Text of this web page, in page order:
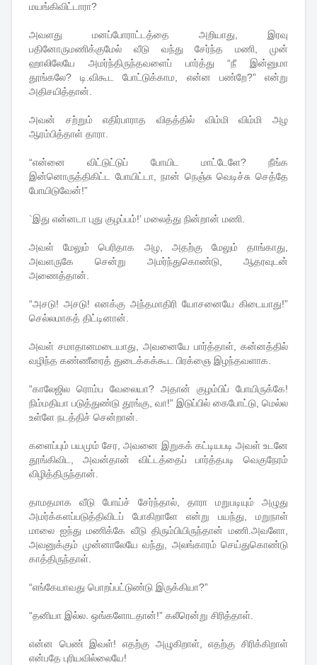
மயங்கிவிட்டாரா?
அவளது மனப்போராட்டத்தை அறியாது, இரவு
பதினோருமணிக்குமேல் வீடு வந்து சேர்ந்த மணி, முன்
ஹாலிலேயே அமர்ந்திருந்தவளைப் பார்த்து “நீ இன்னுமா
தூங்கலே? டி.விகூட போட்டுக்காம, என்ன பண்றே?” என்று
அதிசயித்தான்.
அவன் சற்றும் எதிர்பாராத விதத்தில் விம்மி விம்மி அழ
ஆரம்பித்தாள் தாரா.
“என்னை விட்டுட்டுப் போயிட மாட்டேளே? நீங்க
இன்னொருத்திகிட்ட போயிட்டா, நான் நெஞ்சு வெடிச்சு செத்தே
போயிடுவேன்!”
`இது என்னடா புது குழப்பம்!’ மலைத்து நின்றான் மணி.
அவள் மேலும் பெரிதாக அழ, அதற்கு மேலும் தாங்காது,
அவளருகே சென்று அமர்ந்துகொண்டு, ஆதரவுடன்
அணைத்தான்.
“அசடு! அசடு! எனக்கு அந்தமாதிரி யோசனையே கிடையாது!”
செல்லமாகத் திட்டினான்.
அவள் சமாதானமடையாது, அவனையே பார்த்தாள், கன்னத்தில்
வழிந்த கண்ணீரைத் துடைக்கக்கூட பிரக்ஞை இழந்தவளாக.
“காலேஜில ரொம்ப வேலையா? அதான் குழம்பிப் போயிருக்கே!
நிம்மதியா படுத்துண்டு தூங்கு, வா!” இடுப்பில் கைபோட்டு, மெல்ல
உள்ளே நடத்திச் சென்றான்.
களைப்பும் பயமும் சேர, அவனை இறுகக் கட்டியபடி அவள் உடனே
தூங்கிவிட, அவன்தான் விட்டத்தைப் பார்த்தபடி வெகுநேரம்
விழித்திருந்தான்.
தாமதமாக வீடு போய்ச் சேர்ந்தால், தாரா மறுபடியும் அழுது
அமர்க்களப்படுத்திவிடப் போகிறாளே என்று பயந்து, மறுநாள்
மாலை ஐந்து மணிக்கே வீடு திரும்பியிருந்தான் மணி.அவளோ,
அவனுக்கும் முன்னாலேயே வந்து, அலங்காரம் செய்துகொண்டு
காத்திருந்தாள்.
“எங்கேயாவது பொறப்பட்டுண்டு இருக்கியா?”
“தனியா இல்ல. ஒங்களோடதான்!” கலீரென்று சிரித்தாள்.
என்ன பெண் இவள்! எதற்கு அழுகிறாள், எதற்கு சிரிக்கிறாள்
என்பதே புரியவில்லையே!